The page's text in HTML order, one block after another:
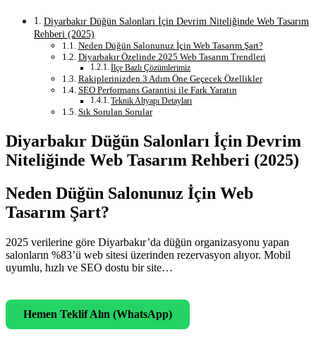
Diyarbakır Düğün Salonları İçin Devrim Niteliğinde Web Tasarım
Rehberi (2025)
Neden Düğün Salonunuz İçin Web Tasarım Şart?
Diyarbakır Özelinde 2025 Web Tasarım Trendleri
İlçe Bazlı Çözümlerimiz
Rakiplerinizden 3 Adım Öne Geçecek Özellikler
SEO Performans Garantisi ile Fark Yaratın
Teknik Altyapı Detayları
Sık Sorulan Sorular
Diyarbakır Düğün Salonları İçin Devrim
Niteliğinde Web Tasarım Rehberi (2025)
Neden Düğün Salonunuz İçin Web
Tasarım Şart?
2025 verilerine göre Diyarbakır’da düğün organizasyonu yapan
salonların %83’ü web sitesi üzerinden rezervasyon alıyor. Mobil
uyumlu, hızlı ve SEO dostu bir site…
Hemen Teklif Alın (WhatsApp)